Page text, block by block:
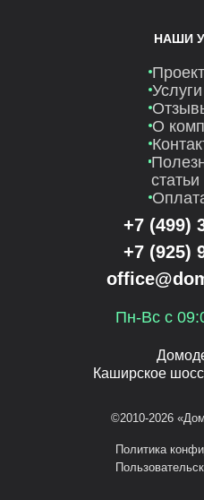
НАШИ
Услуги
О
статьи
+7 (499)
+7 (925)
Пн-Вс с
Каширское
©2010-2026
Политика